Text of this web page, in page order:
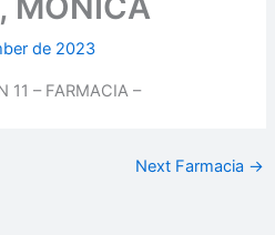
de 2023
11 – FARMACIA –
Next Farmacia →